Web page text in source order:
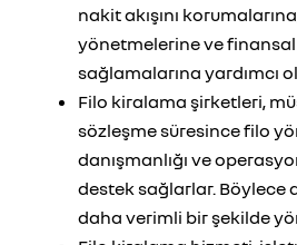
nakit akışını
yönetmelerine ve
sağlamalarına yardımcı
Filo kiralama şirketleri,
sözleşme süresince filo
danışmanlığı ve
destek sağlarlar. Böylece
daha verimli bir şekilde